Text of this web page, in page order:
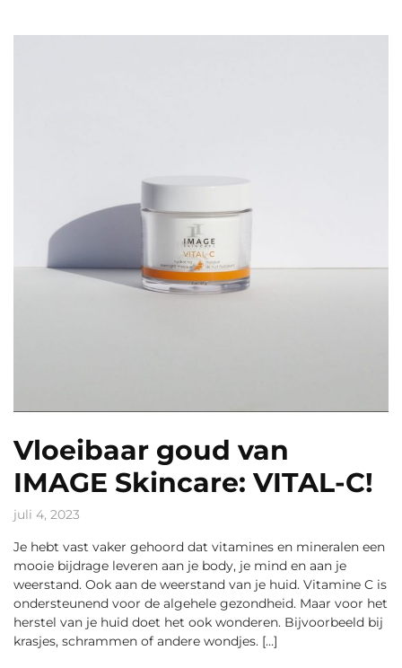
Vloeibaar goud van
IMAGE Skincare: VITAL-C!
juli 4, 2023
Je hebt vast vaker gehoord dat vitamines en mineralen een
mooie bijdrage leveren aan je body, je mind en aan je
weerstand. Ook aan de weerstand van je huid. Vitamine C is
ondersteunend voor de algehele gezondheid. Maar voor het
herstel van je huid doet het ook wonderen. Bijvoorbeeld bij
krasjes, schrammen of andere wondjes. […]